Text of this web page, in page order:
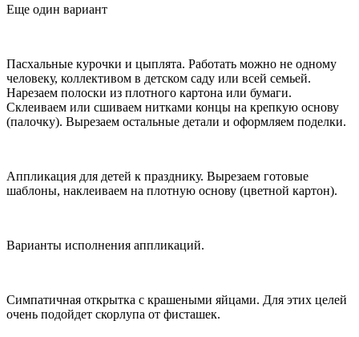
Еще один вариант
Пасхальные курочки и цыплята. Работать можно не одному
человеку, коллективом в детском саду или всей семьей.
Нарезаем полоски из плотного картона или бумаги.
Склеиваем или сшиваем нитками концы на крепкую основу
(палочку). Вырезаем остальные детали и оформляем поделки.
Аппликация для детей к празднику. Вырезаем готовые
шаблоны, наклеиваем на плотную основу (цветной картон).
Варианты исполнения аппликаций.
Симпатичная открытка с крашеными яйцами. Для этих целей
очень подойдет скорлупа от фисташек.